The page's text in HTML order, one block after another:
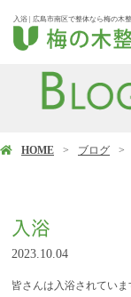
入浴 | 広島市南区で整体なら梅の木
HOME ブログ
入浴
2023.10.04
皆さんは入浴されていま